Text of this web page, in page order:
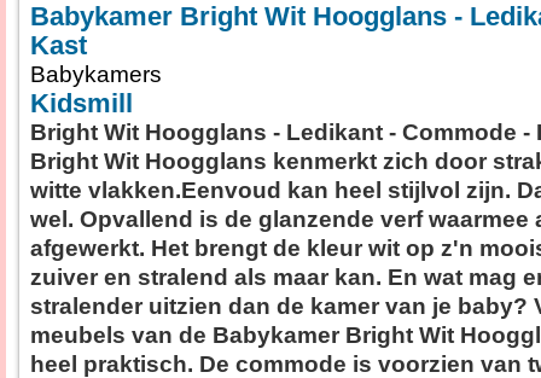
Babykamer Bright Wit Hoogglans -
Kast
Babykamers
Kidsmill
Bright Wit Hoogglans - Ledikant - Commode -
Bright Wit Hoogglans kenmerkt zich door
witte vlakken.Eenvoud kan heel stijlvol zijn.
wel. Opvallend is de glanzende verf waarmee
afgewerkt. Het brengt de kleur wit op z'n
zuiver en stralend als maar kan. En wat mag
stralender uitzien dan de kamer van je baby?
meubels van de Babykamer Bright Wit
heel praktisch. De commode is voorzien van